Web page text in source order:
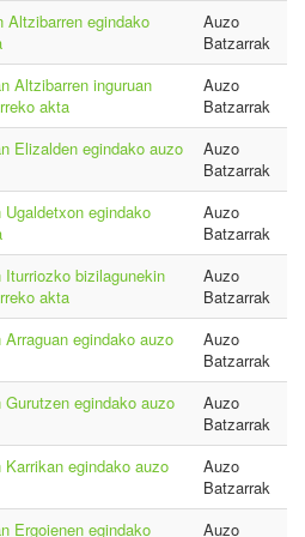
Altzibarren egindako
Auzo
Batzarrak
Altzibarren inguruan
akta
Auzo
Batzarrak
Elizalden egindako auzo
Auzo
Batzarrak
egindako
Auzo
Batzarrak
Iturriozko bizilagunekin
akta
Auzo
Batzarrak
egindako auzo
Auzo
Batzarrak
egindako auzo
Auzo
Batzarrak
egindako auzo
Auzo
Batzarrak
Ergoienen egindako Auzo